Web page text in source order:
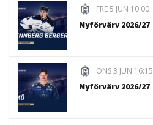
FRE 5 JUN 10:00
Nyförvärv 2026/27
ONS 3 JUN 16:15
Nyförvärv 2026/27